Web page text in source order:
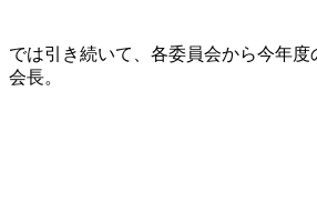
では引き続いて、各委員会から今年
会長。